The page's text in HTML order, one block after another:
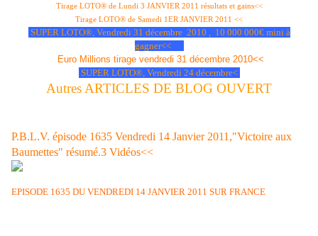
Tirage LOTO® de Lundi 3 JANVIER 2011 résultats et gains<<
Tirage LOTO® de Samedi 1ER JANVIER 2011 <<
SUPER LOTO®, Vendredi 31 décembre 2010 , 10 000 000€ mini à
gagner<<
Euro Millions tirage vendredi 31 décembre 2010<<
SUPER LOTO®, Vendredi 24 décembre<
Autres ARTICLES DE BLOG OUVERT
P.B.L.V. épisode 1635 Vendredi 14 Janvier 2011,"Victoire aux
Baumettes" résumé.3 Vidéos<<
EPISODE 1635 DU VENDREDI 14 JANVIER 2011 SUR FRANCE